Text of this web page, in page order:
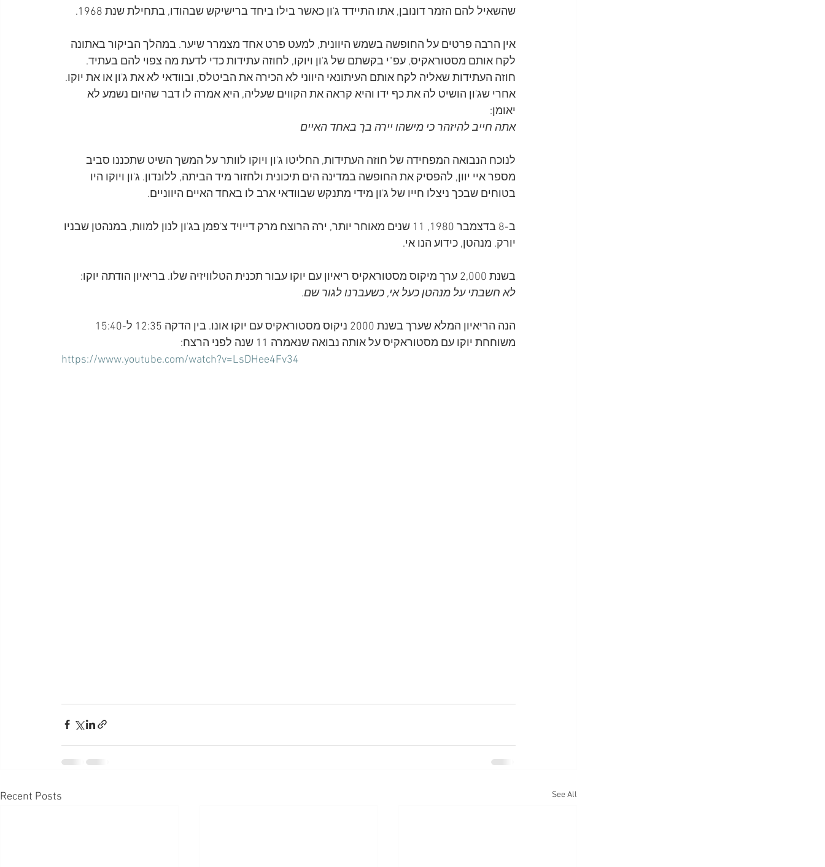
שהשאיל להם הזמר דונובן, אתו התיידד ג'ון כאשר בילו ביחד ברישיקש שבהודו, בתחילת שנת 1968.
אין הרבה פרטים על החופשה בשמש היוונית, למעט פרט אחד מצמרר שיער. במהלך הביקור באתונה
לקח אותם מסטוראקיס, עפ"י בקשתם של ג'ון ויוקו, לחוזה עתידות כדי לדעת מה צפוי להם בעתיד.
חוזה העתידות שאליה לקח אותם העיתונאי היווני לא הכירה את הביטלס, ובוודאי לא את ג'ון או את יוקו.
אחרי שג'ון הושיט לה את כף ידו והיא קראה את הקווים שעליה, היא אמרה לו דבר שהיום נשמע לא
יאומן:
אתה חייב להיזהר כי מישהו יירה בך באחד האיים
לנוכח הנבואה המפחידה של חוזה העתידות, החליטו ג'ון ויוקו לוותר על המשך השיט שתכננו סביב
מספר איי יוון, להפסיק את החופשה במדינה הים תיכונית ולחזור מיד הביתה, ללונדון. ג'ון ויוקו היו
בטוחים שבכך ניצלו חייו של ג'ון מידי מתנקש שבוודאי ארב לו באחד האיים היווניים.
ב-8 בדצמבר 1980, 11 שנים מאוחר יותר, ירה הרוצח מרק דייויד צ'פמן בג'ון לנון למוות, במנהטן שבניו
יורק. מנהטן, כידוע הנו אי.
בשנת 2,000 ערך מיקוס מסטוראקיס ריאיון עם יוקו עבור תכנית הטלוויזיה שלו. בריאיון הודתה יוקו:
לא חשבתי על מנהטן כעל אי, כשעברנו לגור שם.
משוחחת יוקו עם מסטוראקיס על אותה נבואה שנאמרה 11 שנה לפני הרצח:
https://www.youtube.com/watch?v=LsDHee4Fv34
Recent Posts See All